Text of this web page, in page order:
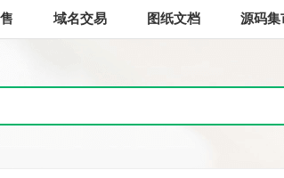
域名交易 图纸文档 源码集